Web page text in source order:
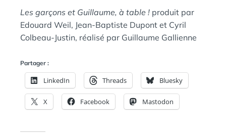
Les garçons et Guillaume, à table ! produit par
Edouard Weil, Jean-Baptiste Dupont et Cyril
Colbeau-Justin, réalisé par Guillaume Gallienne
Partager :
LinkedIn Threads Bluesky
X Facebook Mastodon